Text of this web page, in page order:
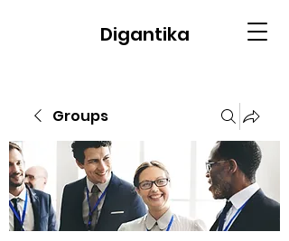
Digantika
Groups